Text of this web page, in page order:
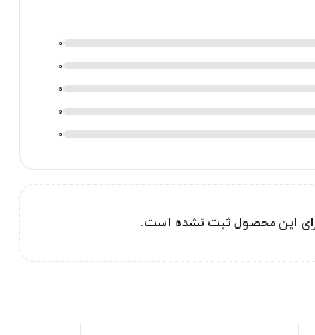
0
0
0
0
0
این محصول ثبت نشده است.